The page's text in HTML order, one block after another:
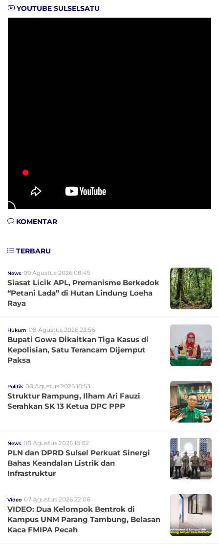
YOUTUBE SULSELSATU
KOMENTAR
TERBARU
News 09 Agustus 2026 08:45
Siasat Licik APL, Premanisme Berkedok
“Petani Lada” di Hutan Lindung Loeha
Raya
Hukum 08 Agustus 2026 23:56
Bupati Gowa Dikaitkan Tiga Kasus di
Kepolisian, Satu Terancam Dijemput
Paksa
Politik 08 Agustus 2026 18:53
Struktur Rampung, Ilham Ari Fauzi
Serahkan SK 13 Ketua DPC PPP
News 08 Agustus 2026 18:02
PLN dan DPRD Sulsel Perkuat Sinergi
Bahas Keandalan Listrik dan
Infrastruktur
Video 07 Agustus 2026 22:06
VIDEO: Dua Kelompok Bentrok di
Kampus UNM Parang Tambung, Belasan
Kaca FMIPA Pecah